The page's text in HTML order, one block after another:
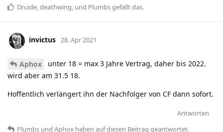
Druide deathwing , und Plumbsgefällt das.
invictus 28. Apr 2021
Aphox
unter 18 = max 3 Jahre Vertrag, daher bis 2022.
wird aber am 31.5 18.
Hoffentlich verlängert ihn der Nachfolger von CF dann sofort.
Antworten
Plumbs und Aphox haben auf diesen Beitrag geantwortet.